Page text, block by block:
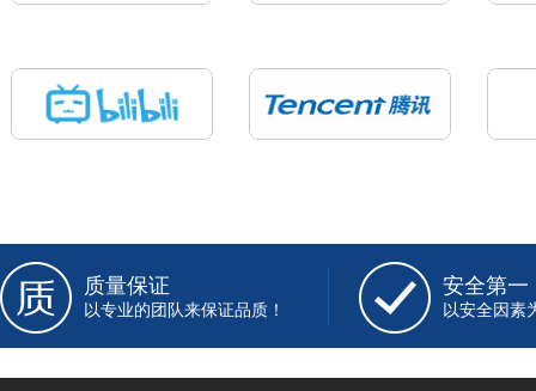
质量保证
以专业的团队来保证品质！
安全第一
以安全因素